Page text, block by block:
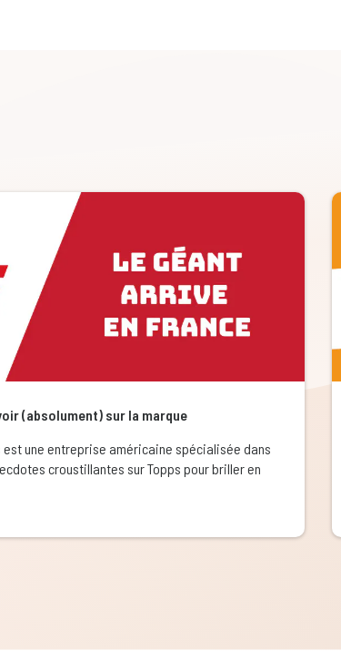
(absolument) sur la marque
une entreprise américaine spécialisée dans
croustillantes sur Topps pour briller en